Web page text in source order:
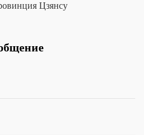
Цзянсу